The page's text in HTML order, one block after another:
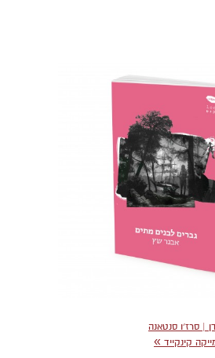
| סרז׳ו סנטאנה
קינקייד »